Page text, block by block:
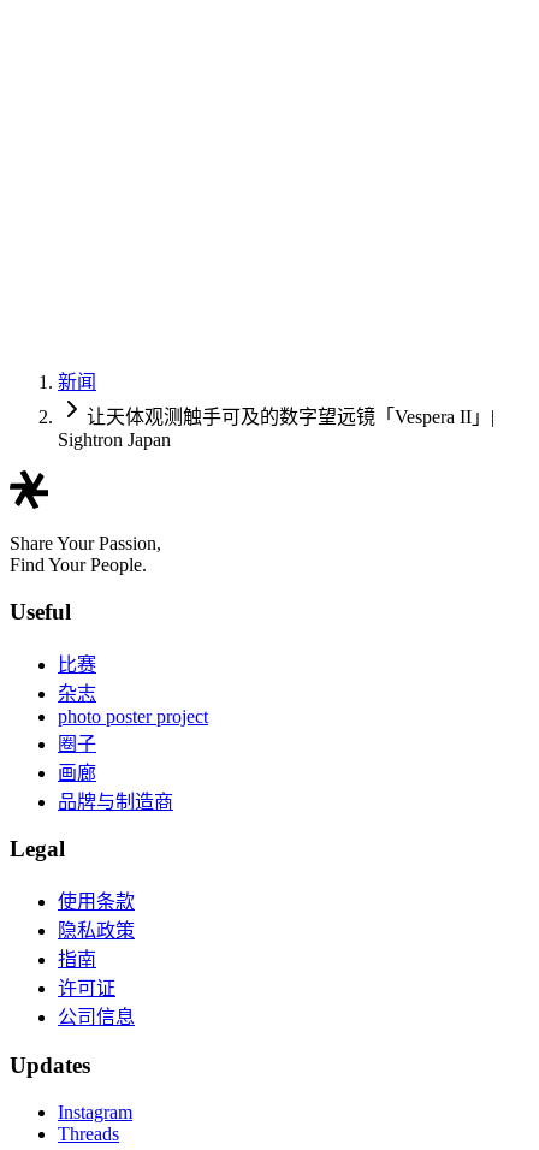
新闻
让天体观测触手可及的数字望远镜「Vespera II」|
Sightron Japan
Share Your Passion,
Find Your People.
Useful
比赛
杂志
photo poster project
圈子
画廊
品牌与制造商
Legal
使用条款
隐私政策
指南
许可证
公司信息
Updates
Instagram
Threads